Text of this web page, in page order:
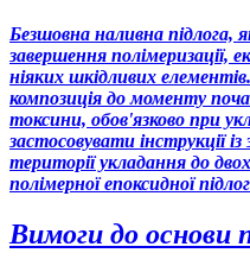
Безшовна наливна підлога,
завершення полімеризації,
ніяких шкідливих
композиція до моменту
токсини, обов'язково при
застосовувати інструкції
території укладання до
полімерної епоксидної
Вимоги до основи